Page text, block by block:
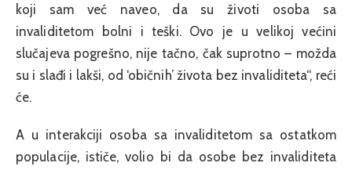
koji sam već naveo, da su životi osoba sa
invaliditetom bolni i teški. Ovo je u velikoj većini
slučajeva pogrešno, nije tačno, čak suprotno – možda
su i slađi i lakši, od ‘običnih’ života bez invaliditeta“, reći
će.
A u interakciji osoba sa invaliditetom sa ostatkom
populacije, ističe, volio bi da osobe bez invaliditeta